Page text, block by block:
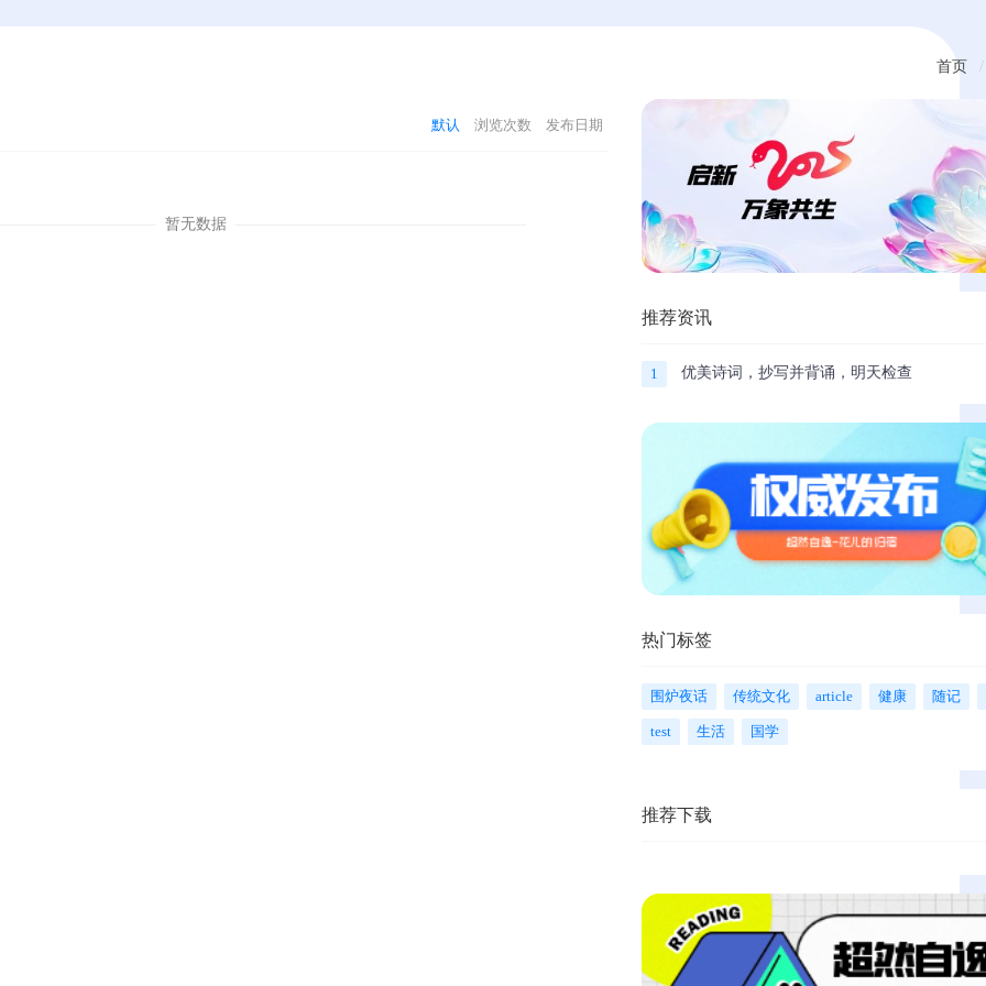
首页
默认 浏览次数 发布日期
暂无数据
推荐资讯
1 优美诗词，抄写并背诵，明天检查
热门标签
围炉夜话 传统文化 article 健康 随记
test 生活 国学
推荐下载